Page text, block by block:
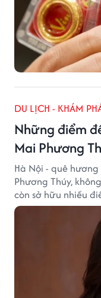
DU LỊCH - KHÁM
Những điểm
Mai Phương
Hà Nội - quê
Phương Thúy,
còn sở hữu nhiều
thể cảm nhận trọn
sống hiện đại của